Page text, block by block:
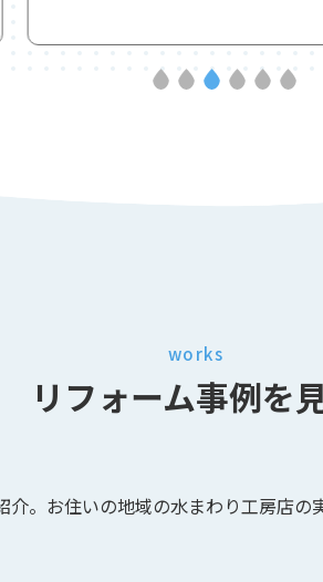
works
リフォーム事例を
。お住いの地域の水まわり工房店の